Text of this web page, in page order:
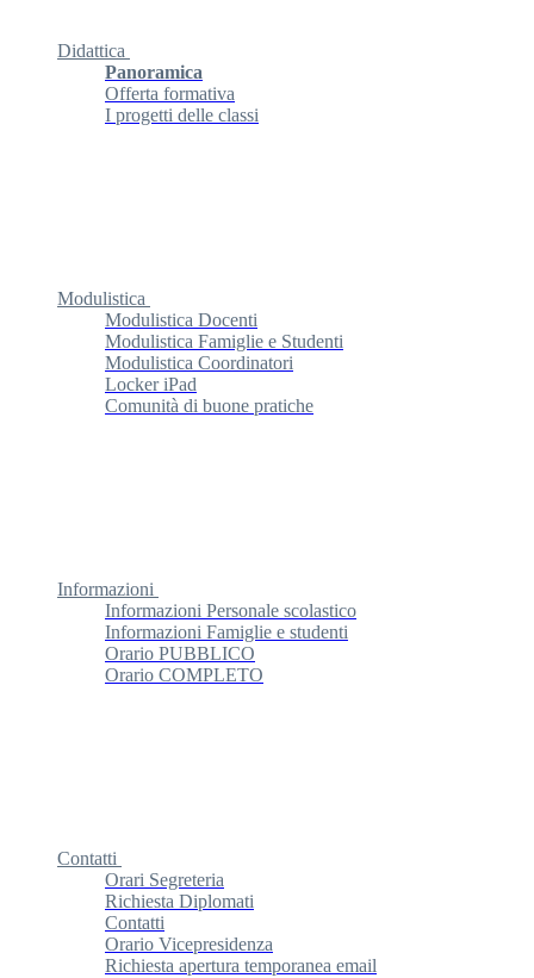
Didattica
Panoramica
Offerta formativa
I progetti delle classi
Modulistica
Modulistica Docenti
Modulistica Famiglie e Studenti
Modulistica Coordinatori
Locker iPad
Comunità di buone pratiche
Informazioni
Informazioni Personale scolastico
Informazioni Famiglie e studenti
Orario PUBBLICO
Orario COMPLETO
Contatti
Orari Segreteria
Richiesta Diplomati
Contatti
Orario Vicepresidenza
Richiesta apertura temporanea email